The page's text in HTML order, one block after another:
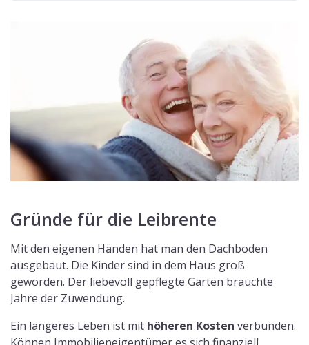
Gründe für die Leibrente
Mit den eigenen Händen hat man den Dachboden
ausgebaut. Die Kinder sind in dem Haus groß
geworden. Der liebevoll gepflegte Garten brauchte
Jahre der Zuwendung.
Ein längeres Leben ist mit höheren Kosten verbunden.